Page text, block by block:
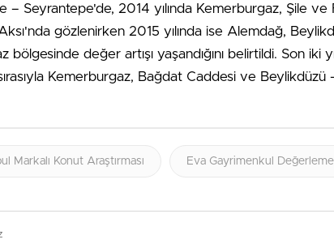
– Seyrantepe'de, 2014 yılında Kemerburgaz, Şile
gözlenirken 2015 yılında ise Alemdağ,
bölgesinde değer artışı yaşandığını belirtildi. Son iki
sırasıyla Kemerburgaz, Bağdat Caddesi ve Beylikdüzü
Markalı Konut Araştırması Eva Gayrimenkul Değerleme